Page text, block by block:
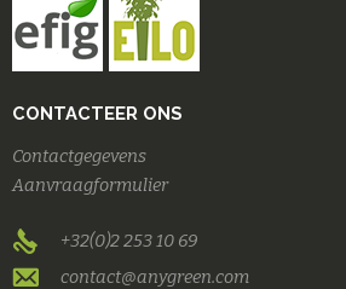
CONTACTEER ONS
Contactgegevens
Aanvraagformulier
+32(0)2 253 10 69
contact@anygreen.com